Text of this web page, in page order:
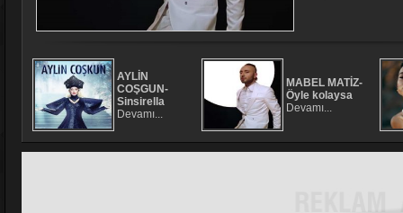
AYLİN
COŞGUN-
Sinsirella
Devamı...
MABEL MATİZ-
Öyle kolaysa
Devamı...